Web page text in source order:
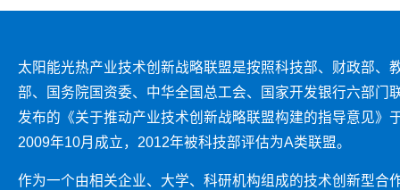
太阳能光热产业技术创新战略联盟是按照科技部、财政部、
部、国务院国资委、中华全国总工会、国家开发银行六部门
发布的《关于推动产业技术创新战略联盟构建的指导意见》
2009年10月成立，2012年被科技部评估为A类联盟。
作为一个由相关企业、大学、科研机构组成的技术创新型合